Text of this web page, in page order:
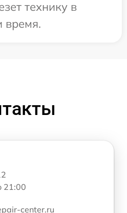
технику в
время.
21:00
center.ru